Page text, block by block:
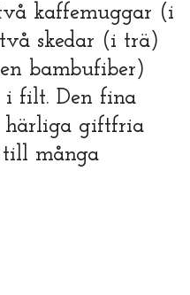
kaffemuggar (i
skedar (i trä)
bambufiber)
i filt. Den fina
härliga giftfria
till många